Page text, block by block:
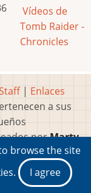
Vídeos de
Tomb Raider -
Chronicles
| Enlaces
a sus
porMarty
browse the site
I agree